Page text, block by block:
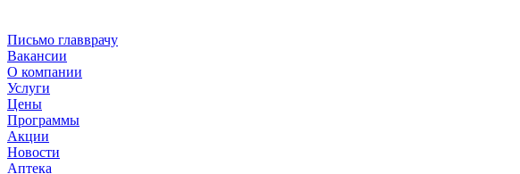
Письмо главврачу
Вакансии
О компании
Услуги
Цены
Программы
Акции
Новости
Аптека